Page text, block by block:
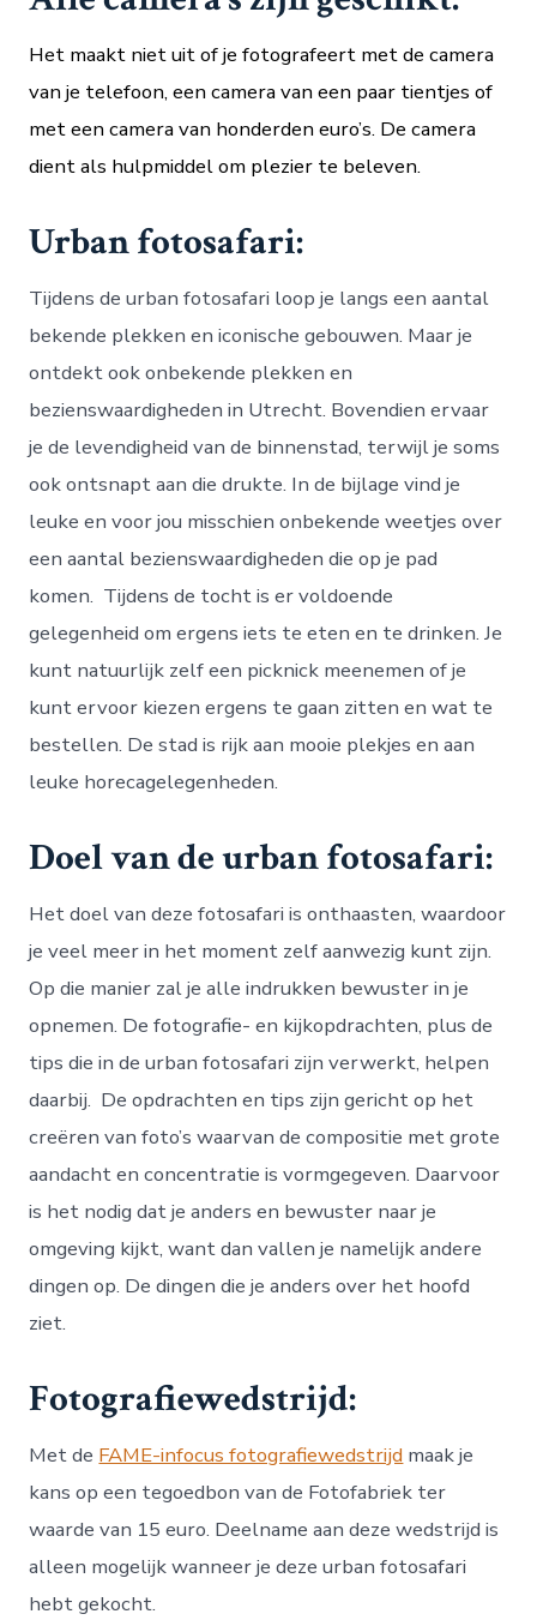
Het maakt niet uit of je fotografeert met de camera
van je telefoon, een camera van een paar tientjes of
met een camera van honderden euro’s. De camera
dient als hulpmiddel om plezier te beleven.
Urban fotosafari:
Tijdens de urban fotosafari loop je langs een aantal
bekende plekken en iconische gebouwen. Maar je
ontdekt ook onbekende plekken en
bezienswaardigheden in Utrecht. Bovendien ervaar
je de levendigheid van de binnenstad, terwijl je soms
ook ontsnapt aan die drukte. In de bijlage vind je
leuke en voor jou misschien onbekende weetjes over
een aantal bezienswaardigheden die op je pad
komen. Tijdens de tocht is er voldoende
gelegenheid om ergens iets te eten en te drinken. Je
kunt natuurlijk zelf een picknick meenemen of je
kunt ervoor kiezen ergens te gaan zitten en wat te
bestellen. De stad is rijk aan mooie plekjes en aan
leuke horecagelegenheden.
Doel van de urban fotosafari:
Het doel van deze fotosafari is onthaasten, waardoor
je veel meer in het moment zelf aanwezig kunt zijn.
Op die manier zal je alle indrukken bewuster in je
opnemen. De fotografie- en kijkopdrachten, plus de
tips die in de urban fotosafari zijn verwerkt, helpen
daarbij. De opdrachten en tips zijn gericht op het
creëren van foto’s waarvan de compositie met grote
aandacht en concentratie is vormgegeven. Daarvoor
is het nodig dat je anders en bewuster naar je
omgeving kijkt, want dan vallen je namelijk andere
dingen op. De dingen die je anders over het hoofd
ziet.
Fotografiewedstrijd:
Met de FAME-infocus fotografiewedstrijd maak je
kans op een tegoedbon van de Fotofabriek ter
waarde van 15 euro. Deelname aan deze wedstrijd is
alleen mogelijk wanneer je deze urban fotosafari
hebt gekocht.